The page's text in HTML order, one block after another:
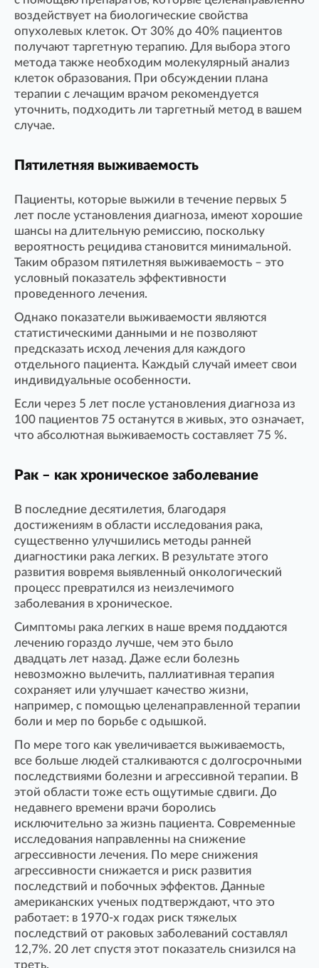
воздействует на биологические свойства
опухолевых клеток. От 30% до 40% пациентов
получают таргетную терапию. Для выбора этого
метода также необходим молекулярный анализ
клеток образования. При обсуждении плана
терапии с лечащим врачом рекомендуется
уточнить, подходить ли таргетный метод в вашем
случае.
Пятилетняя выживаемость
Пациенты, которые выжили в течение первых 5
лет после установления диагноза, имеют хорошие
шансы на длительную ремиссию, поскольку
вероятность рецидива становится минимальной.
Таким образом пятилетняя выживаемость – это
условный показатель эффективности
проведенного лечения.
Однако показатели выживаемости являются
статистическими данными и не позволяют
предсказать исход лечения для каждого
отдельного пациента. Каждый случай имеет свои
индивидуальные особенности.
Если через 5 лет после установления диагноза из
100 пациентов 75 останутся в живых, это означает,
что абсолютная выживаемость составляет 75 %.
Рак – как хроническое заболевание
В последние десятилетия, благодаря
достижениям в области исследования рака,
существенно улучшились методы ранней
диагностики рака легких. В результате этого
развития вовремя выявленный онкологический
процесс превратился из неизлечимого
заболевания в хроническое.
Симптомы рака легких в наше время поддаются
лечению гораздо лучше, чем это было
двадцать лет назад. Даже если болезнь
невозможно вылечить, паллиативная терапия
сохраняет или улучшает качество жизни,
например, с помощью целенаправленной терапии
боли и мер по борьбе с одышкой.
По мере того как увеличивается выживаемость,
все больше людей сталкиваются с долгосрочными
последствиями болезни и агрессивной терапии. В
этой области тоже есть ощутимые сдвиги. До
недавнего времени врачи боролись
исключительно за жизнь пациента. Современные
исследования направленны на снижение
агрессивности лечения. По мере снижения
агрессивности снижается и риск развития
последствий и побочных эффектов. Данные
американских ученых подтверждают, что это
работает: в 1970-х годах риск тяжелых
последствий от раковых заболеваний составлял
12,7%. 20 лет спустя этот показатель снизился на
треть.